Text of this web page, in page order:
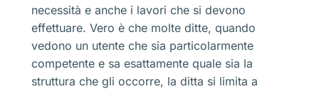
necessità e anche i lavori che si devono
effettuare. Vero è che molte ditte, quando
vedono un utente che sia particolarmente
competente e sa esattamente quale sia la
struttura che gli occorre, la ditta si limita a